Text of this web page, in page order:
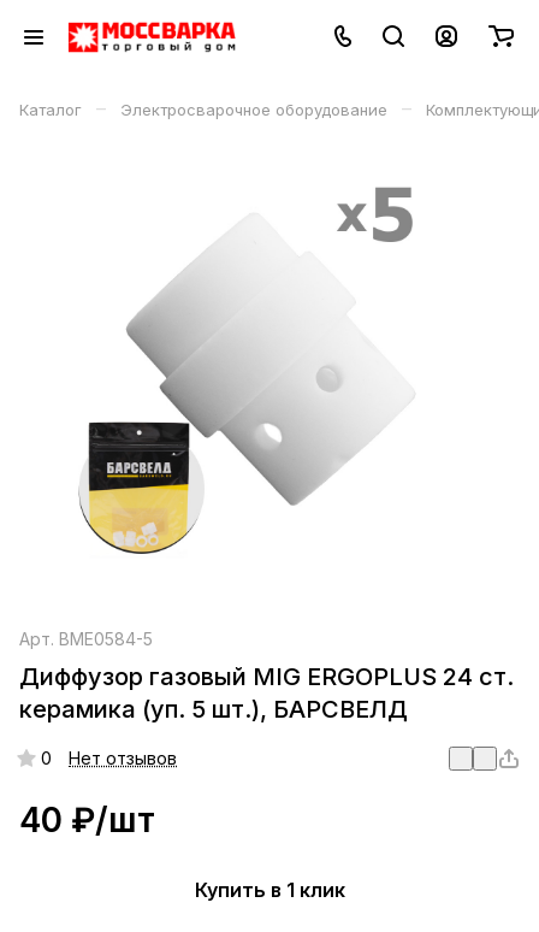
Каталог – Электросварочное оборудование –
Арт. BME0584-5
Диффузор газовый MIG ERGOPLUS 24 ст.
керамика (уп. 5 шт.), БАРСВЕЛД
0 Нет отзывов
40 ₽/шт
Купить в 1 клик